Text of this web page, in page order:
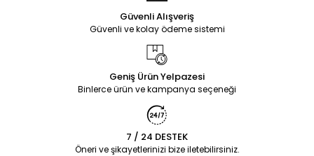
Güvenli Alışveriş
Güvenli ve kolay ödeme sistemi
Geniş Ürün Yelpazesi
Binlerce ürün ve kampanya seçeneği
7 / 24 DESTEK
Öneri ve şikayetlerinizi bize iletebilirsiniz.